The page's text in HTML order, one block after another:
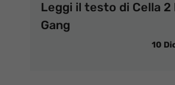
Leggi il testo di Cella 2
Gang
10